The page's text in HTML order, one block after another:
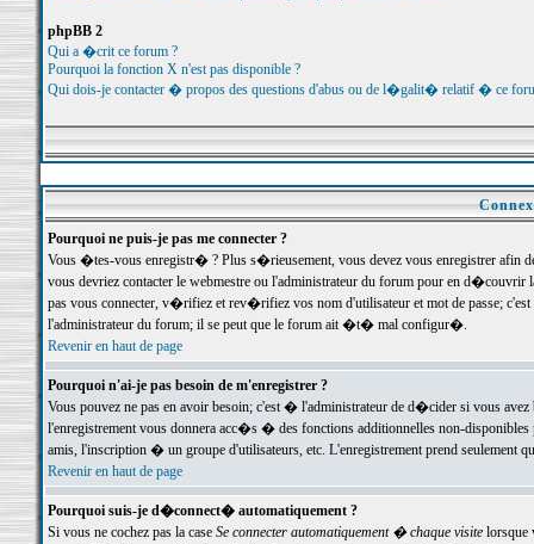
phpBB 2
Qui a �crit ce forum ?
Pourquoi la fonction X n'est pas disponible ?
Qui dois-je contacter � propos des questions d'abus ou de l�galit� relatif � ce
Pourquoi ne puis-je pas me connecter ?
Vous �tes-vous enregistr� ? Plus s�rieusement, vous devez vous enregistrer
vous devriez contacter le webmestre ou l'administrateur du forum pour en
pas vous connecter, v�rifiez et rev�rifiez vos nom d'utilisateur et mot de passe;
l'administrateur du forum; il se peut que le forum ait �t� mal configur�.
Revenir en haut de page
Pourquoi n'ai-je pas besoin de m'enregistrer ?
Vous pouvez ne pas en avoir besoin; c'est � l'administrateur de d�cider si vous
l'enregistrement vous donnera acc�s � des fonctions additionnelles non-
amis, l'inscription � un groupe d'utilisateurs, etc. L'enregistrement prend seulement
Revenir en haut de page
Pourquoi suis-je d�connect� automatiquement ?
Si vous ne cochez pas la case Se connecter automatiquement � chaque visitelorsque